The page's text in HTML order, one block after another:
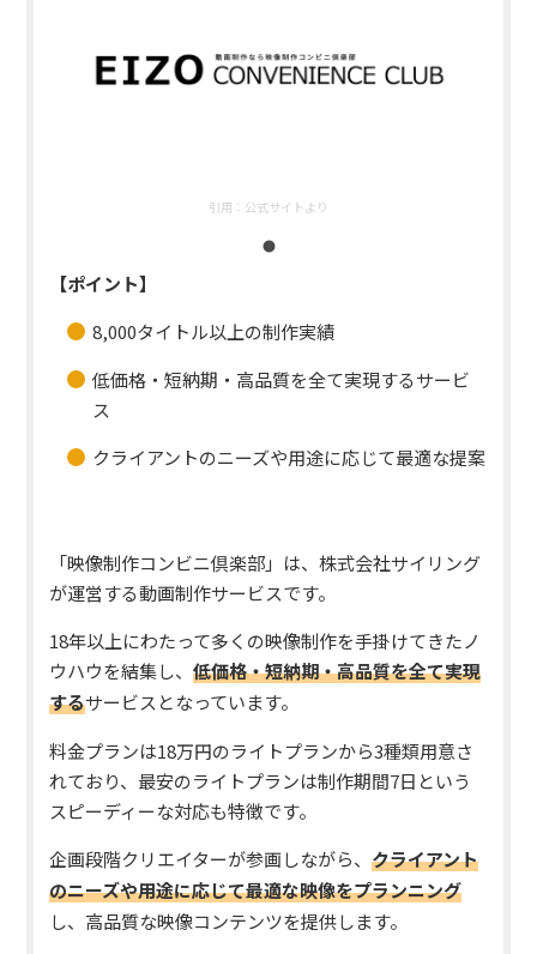
引用： 公式サイトより
【ポイント】
8,000タイトル以上の制作実績
低価格・短納期・高品質を全て実現するサービ
ス
クライアントのニーズや用途に応じて最適な提案
「映像制作コンビニ倶楽部」は、株式会社サイリング
が運営する動画制作サービスです。
18年以上にわたって多くの映像制作を手掛けてきたノ
ウハウを結集し、低価格・短納期・高品質を全て実現
するサービスとなっています。
料金プランは18万円のライトプランから3種類用意さ
れており、最安のライトプランは制作期間7日という
スピーディーな対応も特徴です。
企画段階クリエイターが参画しながら、クライアント
のニーズや用途に応じて最適な映像をプランニング
し、高品質な映像コンテンツを提供します。